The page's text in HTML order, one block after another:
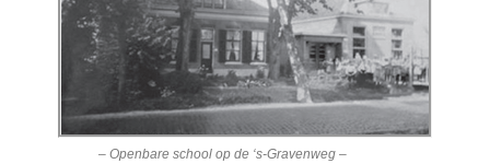
– Openbare school op de ‘s-Gravenweg –